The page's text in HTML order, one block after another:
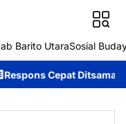
Barito UtaraSosial
Polda Kalteng